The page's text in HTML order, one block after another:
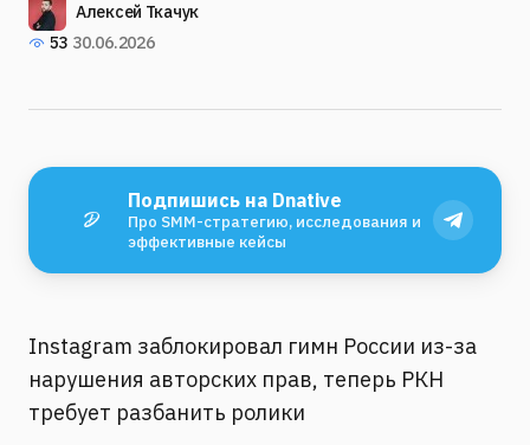
Алексей Ткачук
53 30.06.2026
Подпишись на Dnative
Про SMM-стратегию, исследования и
эффективные кейсы
Instagram заблокировал гимн России из-за
нарушения авторских прав, теперь РКН
требует разбанить ролики